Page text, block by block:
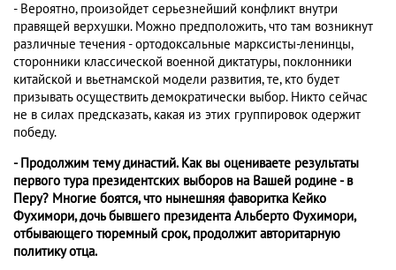
- Вероятно, произойдет серьезнейший конфликт внутри
правящей верхушки. Можно предположить, что там возникнут
различные течения - ортодоксальные марксисты-ленинцы,
сторонники классической военной диктатуры, поклонники
китайской и вьетнамской модели развития, те, кто будет
призывать осуществить демократически выбор. Никто сейчас
не в силах предсказать, какая из этих группировок одержит
победу.
- Продолжим тему династий. Как вы оцениваете результаты
первого тура президентских выборов на Вашей родине - в
Перу? Многие боятся, что нынешняя фаворитка Кейко
Фухимори, дочь бывшего президента Альберто Фухимори,
отбывающего тюремный срок, продолжит авторитарную
политику отца.